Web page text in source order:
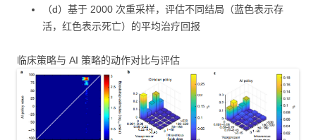
（d）基于 2000 次重采样，评估不同结局（蓝色表示存
活，红色表示死亡）的平均治疗回报
临床策略与 AI 策略的动作对比与评估